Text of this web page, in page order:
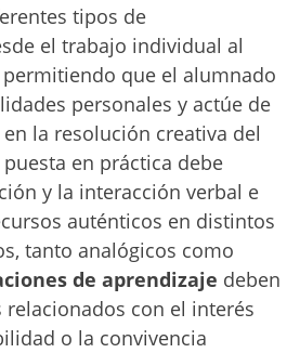
tipos de
el trabajo individual al
que el alumnado
personales y actúe de
la resolución creativa del
en práctica debe
y la interacción verbal e
auténticos en distintos
tanto analógicos como
de aprendizaje deben
con el interés
o la convivencia